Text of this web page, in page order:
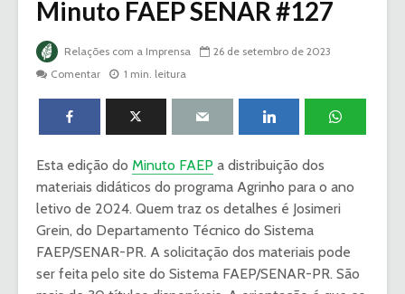
Minuto FAEP SENAR #127
Relações com a Imprensa
26 de setembro de 2023
Comentar
1 min. leitura
Esta edição do Minuto FAEP a distribuição dos
materiais didáticos do programa Agrinho para o ano
letivo de 2024. Quem traz os detalhes é Josimeri
Grein, do Departamento Técnico do Sistema
FAEP/SENAR-PR. A solicitação dos materiais pode
ser feita pelo site do Sistema FAEP/SENAR-PR. São